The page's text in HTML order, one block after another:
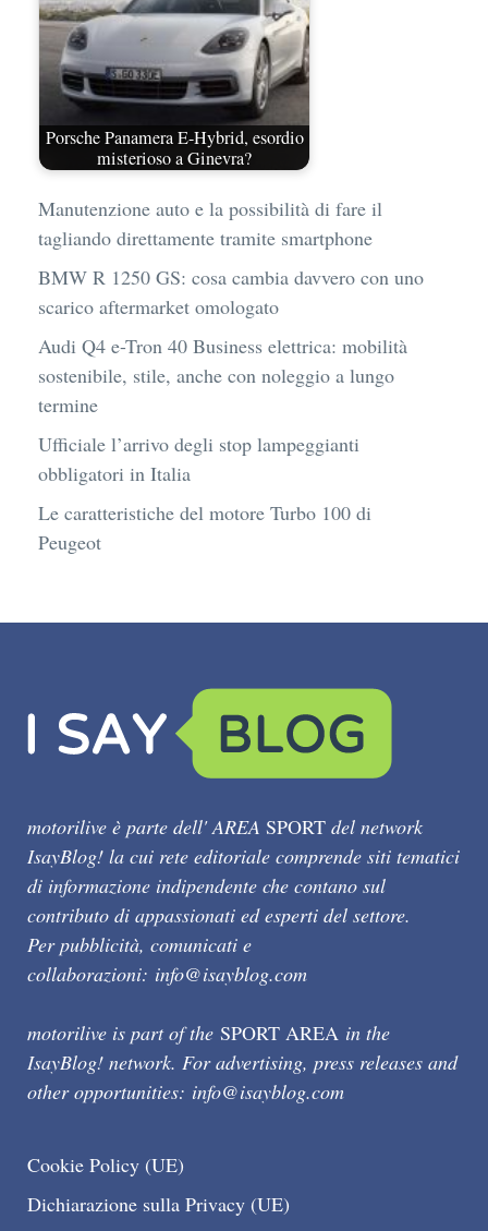
Porsche Panamera E-Hybrid, esordio
misterioso a Ginevra?
Manutenzione auto e la possibilità di fare il
tagliando direttamente tramite smartphone
BMW R 1250 GS: cosa cambia davvero con uno
scarico aftermarket omologato
Audi Q4 e-Tron 40 Business elettrica: mobilità
sostenibile, stile, anche con noleggio a lungo
termine
Ufficiale l’arrivo degli stop lampeggianti
obbligatori in Italia
Le caratteristiche del motore Turbo 100 di
Peugeot
motorilive è parte dell' AREA SPORT del network
IsayBlog! la cui rete editoriale comprende siti tematici
di informazione indipendente che contano sul
contributo di appassionati ed esperti del settore.
Per pubblicità, comunicati e
collaborazioni: info@isayblog.com
motorilive is part of the SPORT AREA in the
IsayBlog! network. For advertising, press releases and
other opportunities: info@isayblog.com
Cookie Policy (UE)
Dichiarazione sulla Privacy (UE)